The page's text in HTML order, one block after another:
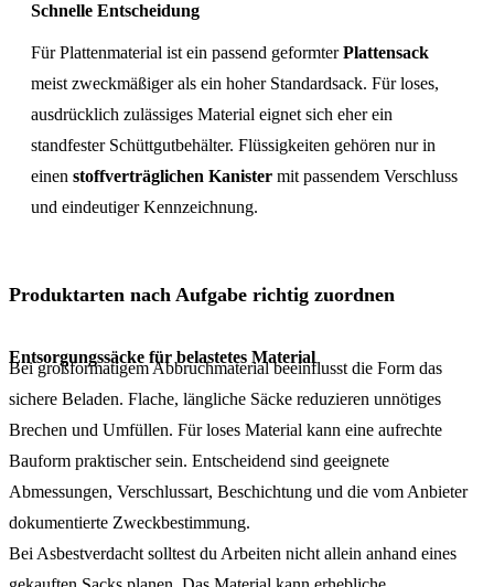
Schnelle Entscheidung
Für Plattenmaterial ist ein passend geformterPlattensack
meist zweckmäßiger als ein hoher Standardsack. Für loses,
ausdrücklich zulässiges Material eignet sich eher ein
standfester Schüttgutbehälter. Flüssigkeiten gehören nur in
einen stoffverträglichen Kanister mit passendem Verschluss
und eindeutiger Kennzeichnung.
Produktarten nach Aufgabe richtig zuordnen
Entsorgungssäcke für belastetes Material
Bei großformatigem Abbruchmaterial beeinflusst die Form das
sichere Beladen. Flache, längliche Säcke reduzieren unnötiges
Brechen und Umfüllen. Für loses Material kann eine aufrechte
Bauform praktischer sein. Entscheidend sind geeignete
Abmessungen, Verschlussart, Beschichtung und die vom Anbieter
dokumentierte Zweckbestimmung.
Bei Asbestverdacht solltest du Arbeiten nicht allein anhand eines